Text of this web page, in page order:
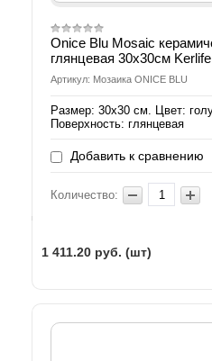
Onice Blu Mosaic
глянцевая 30x30см Kerlife
Артикул: Мозаика ONICE BLU
Размер: 30x30 см. Цвет:
Поверхность: глянцевая
Добавить к сравнению
Количество:
1 411.20 руб. (шт)